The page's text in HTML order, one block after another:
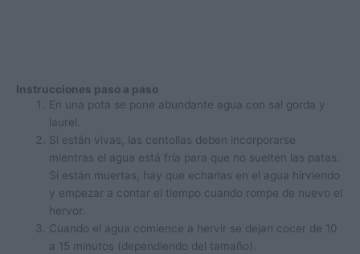
Instrucciones paso a paso
En una pota se pone abundante agua con sal gorda y
laurel.
Si están vivas, las centollas deben incorporarse
mientras el agua está fría para que no suelten las patas.
Si están muertas, hay que echarlas en el agua hirviendo
y empezar a contar el tiempo cuando rompe de nuevo el
hervor.
Cuando el agua comience a hervir se dejan cocer de 10
a 15 minutos (dependiendo del tamaño).